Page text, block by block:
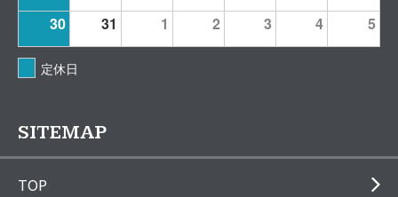
30
31 1 2 3 4 5
定休日
SITEMAP
TOP